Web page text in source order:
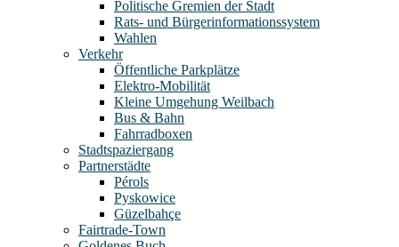
Politische Gremien der Stadt
Rats- und Bürgerinformationssystem
Wahlen
Verkehr
Öffentliche Parkplätze
Elektro-Mobilität
Kleine Umgehung Weilbach
Bus & Bahn
Fahrradboxen
Stadtspaziergang
Partnerstädte
Pérols
Pyskowice
Güzelbahçe
Fairtrade-Town